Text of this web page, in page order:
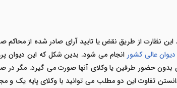
نظارت از طریق نقض یا تایید آرای صادر شده از محاکم
دیوان عالی کشور انجام می شود. بدین شکل که این دیوان
حضور طرفین یا وکلای آنها صورت می گیرد. مگر در
تفاوت این دو مطلب می توانید با وکلای پایه یک و